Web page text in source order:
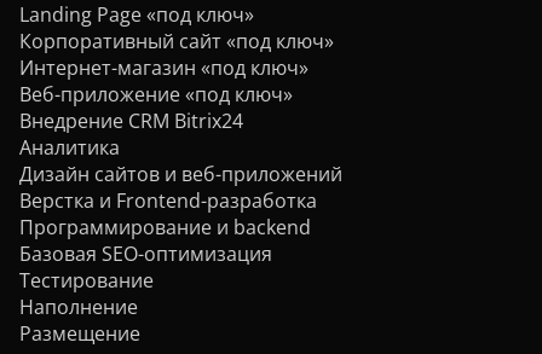
Landing Page «под ключ»
Корпоративный сайт «под ключ»
Интернет-магазин «под ключ»
Веб-приложение «под ключ»
Внедрение CRM Bitrix24
Аналитика
Дизайн сайтов и веб-приложений
Верстка и Frontend-разработка
Программирование и backend
Базовая SEO-оптимизация
Тестирование
Наполнение
Размещение